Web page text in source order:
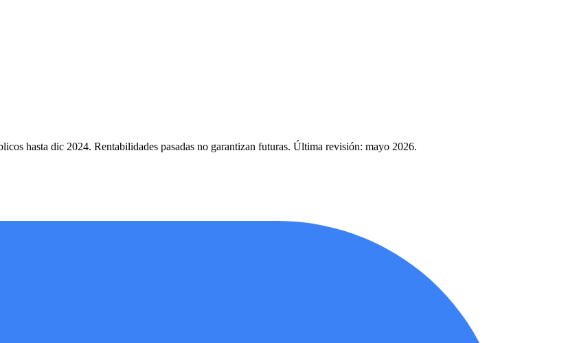
hasta dic 2024. Rentabilidades pasadas no garantizan futuras. Última revisión: mayo 2026.